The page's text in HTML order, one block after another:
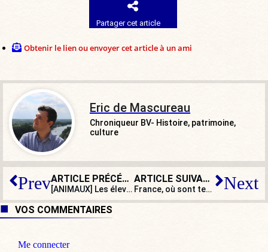
Partager cet article
Obtenir le lien ou envoyer cet article à un ami
Eric de Mascureau
Chroniqueur BV- Histoire, patrimoine,
culture
Prev ARTICLE PRÉCÉDENT
[ANIMAUX] Les éleveurs auront un peu plus de liberté pour faire face au loup
ARTICLE SUIVANT
France, où sont tes enfants ? Next
VOS COMMENTAIRES
Me connecter